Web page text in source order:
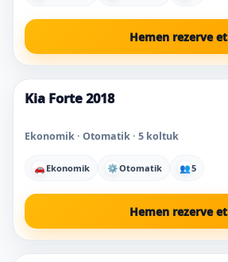
Hemen rezerve et
Süper fiyat
Kia Forte 2018
Ekonomik · Otomatik · 5 koltuk
🚗 Ekonomik ⚙Otomatik 👥5
Hemen rezerve et